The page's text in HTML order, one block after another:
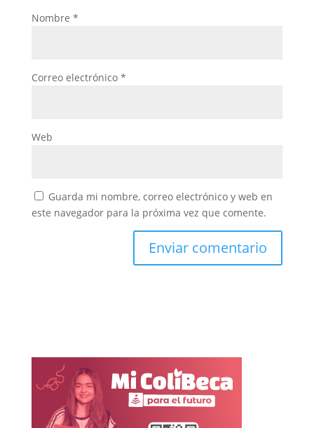
Nombre *
Correo electrónico *
Web
Guarda mi nombre, correo electrónico y web en
este navegador para la próxima vez que comente.